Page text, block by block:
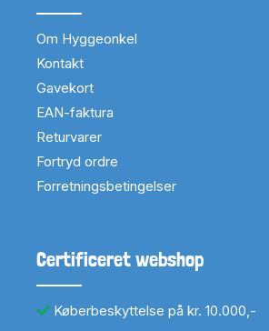
Om Hyggeonkel
Kontakt
Gavekort
EAN-faktura
Returvarer
Fortryd ordre
Forretningsbetingelser
Certificeret webshop
Køberbeskyttelse på kr. 10.000,-